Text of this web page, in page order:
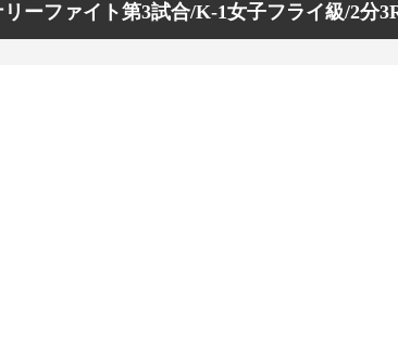
ーファイト第3試合/K-1女子フライ級/2分